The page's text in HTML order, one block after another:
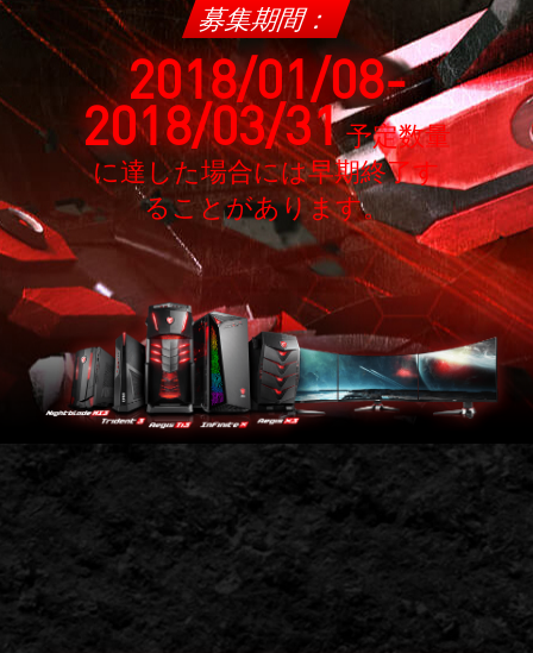
募集期間：
2018/01/08-
2018/03/31予定数量
に達した場合には早期終了す
ることがあります。